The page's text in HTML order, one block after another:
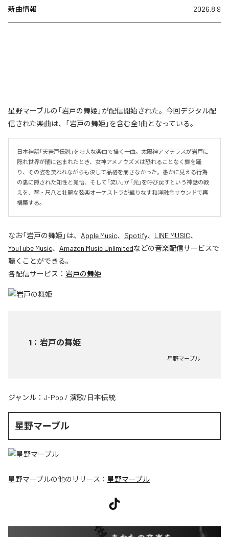
新曲情報 2026.8.9
星野マーブルの「岩戸の舞姫」が配信開始された。今回デジタル配
信された楽曲は、「岩戸の舞姫」を含む全1曲となっている。
日本神話「天岩戸伝説」を壮大な楽曲で描く一曲。太陽神アマテラスが岩戸に
隠れ世界が闇に包まれたとき、女神アメノウズメは恐れることなく舞を踊
り、その姿を笑われながらも決して品格を崩さなかった。愚かに見える行為
の裏に隠された知性と覚悟、そして「笑い」が「光」を呼び戻すという神話の教
えを、琴・尺八と壮麗な弦楽オーケストラが織りなす和洋融合サウンドで再
構築する。
なお「岩戸の舞姫 」は、 Apple Music、 Spotify、 LINE MUSIC、
YouTube Music、 Amazon Music Unlimitedなどの音楽配信サービスで
聴くことができる。
各配信サービス： 岩戸の舞姫
1 ： 岩戸の舞姫
星野マーブル
ジャンル： J-Pop / 演歌/日本伝統
星野マーブル
星野マーブルの他のリリース： 星野マーブル